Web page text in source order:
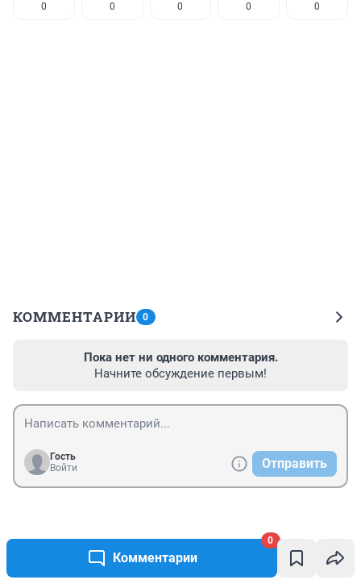
Комментарии
0
0 0 0 0 0
КОММЕНТАРИИ 0
Пока нет ни одного комментария.
Начните обсуждение первым!
Гость
Войти
Отправить